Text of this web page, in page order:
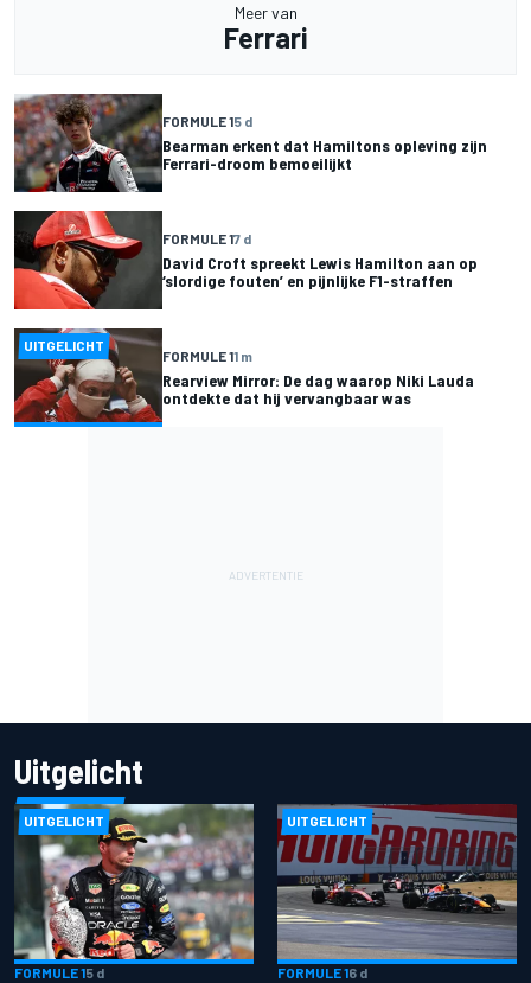
Meer van
Ferrari
FORMULE 15 d
Bearman erkent dat Hamiltons opleving zijn
Ferrari-droom bemoeilijkt
FORMULE 17 d
David Croft spreekt Lewis Hamilton aan op
‘slordige fouten’ en pijnlijke F1-straffen
UITGELICHT
FORMULE 11 m
Rearview Mirror: De dag waarop Niki Lauda
ontdekte dat hij vervangbaar was
Uitgelicht
UITGELICHT
FORMULE 15 d
UITGELICHT
FORMULE 16 d